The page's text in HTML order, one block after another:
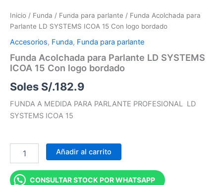
Inicio / Funda / Funda para parlante / Funda Acolchada para
Parlante LD SYSTEMS ICOA 15 Con logo bordado
Accesorios, Funda, Funda para parlante
Funda Acolchada para Parlante LD SYSTEMS
ICOA 15 Con logo bordado
Soles S/.182.9
FUNDA A MEDIDA PARA PARLANTE PROFESIONAL LD
SYSTEMS ICOA 15
Añadir al carrito
CONSULTAR STOCK POR WHATSAPP